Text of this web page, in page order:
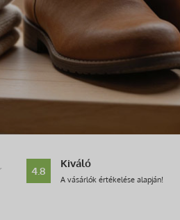
4.8
Kiváló
A vásárlók értékelése alapján!